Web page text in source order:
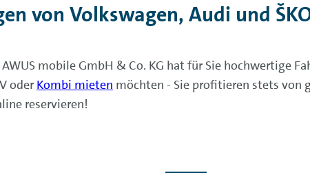
von Volkswagen, Audi und
mobile GmbH & Co. KG hat für Sie hochwertige
oder Kombi mieten möchten - Sie profitieren stets von
reservieren!